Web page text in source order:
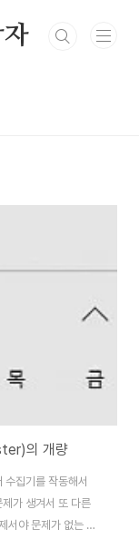
의 개량
집기를 작동해서
가 생겨서 또 다른
서야 문제가 없는 식